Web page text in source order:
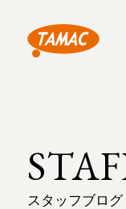
スタッフブログ